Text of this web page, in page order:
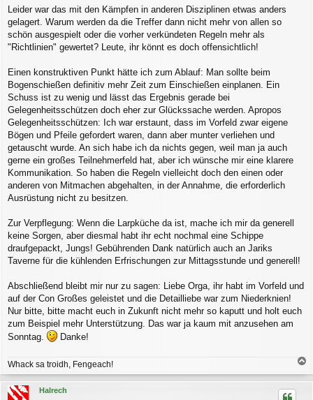
Leider war das mit den Kämpfen in anderen Disziplinen etwas anders
gelagert. Warum werden da die Treffer dann nicht mehr von allen so
schön ausgespielt oder die vorher verkündeten Regeln mehr als
"Richtlinien" gewertet? Leute, ihr könnt es doch offensichtlich!
Einen konstruktiven Punkt hätte ich zum Ablauf: Man sollte beim
Bogenschießen definitiv mehr Zeit zum Einschießen einplanen. Ein
Schuss ist zu wenig und lässt das Ergebnis gerade bei
Gelegenheitsschützen doch eher zur Glückssache werden. Apropos
Gelegenheitsschützen: Ich war erstaunt, dass im Vorfeld zwar eigene
Bögen und Pfeile gefordert waren, dann aber munter verliehen und
getauscht wurde. An sich habe ich da nichts gegen, weil man ja auch
gerne ein großes Teilnehmerfeld hat, aber ich wünsche mir eine klarere
Kommunikation. So haben die Regeln vielleicht doch den einen oder
anderen von Mitmachen abgehalten, in der Annahme, die erforderlich
Ausrüstung nicht zu besitzen.
Zur Verpflegung: Wenn die Larpküche da ist, mache ich mir da generell
keine Sorgen, aber diesmal habt ihr echt nochmal eine Schippe
draufgepackt, Jungs! Gebührenden Dank natürlich auch an Jariks
Taverne für die kühlenden Erfrischungen zur Mittagsstunde und generell!
Abschließend bleibt mir nur zu sagen: Liebe Orga, ihr habt im Vorfeld und
auf der Con Großes geleistet und die Detailliebe war zum Niederknien!
Nur bitte, bitte macht euch in Zukunft nicht mehr so kaputt und holt euch
zum Beispiel mehr Unterstützung. Das war ja kaum mit anzusehen am
Sonntag.
Danke!
Whack sa troidh, Fengeach!
a
c
Halrech